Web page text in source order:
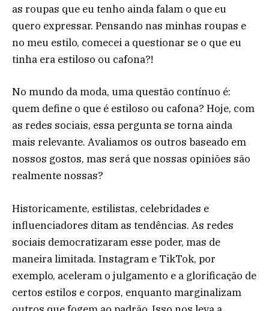
as roupas que eu tenho ainda falam o que eu
quero expressar. Pensando nas minhas roupas e
no meu estilo, comecei a questionar se o que eu
tinha era estiloso ou cafona?!
No mundo da moda, uma questão contínuo é:
quem define o que é estiloso ou cafona? Hoje, com
as redes sociais, essa pergunta se torna ainda
mais relevante. Avaliamos os outros baseado em
nossos gostos, mas será que nossas opiniões são
realmente nossas?
Historicamente, estilistas, celebridades e
influenciadores ditam as tendências. As redes
sociais democratizaram esse poder, mas de
maneira limitada. Instagram e TikTok, por
exemplo, aceleram o julgamento e a glorificação de
certos estilos e corpos, enquanto marginalizam